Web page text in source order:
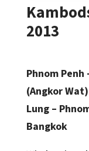
2013
Phnom
(Angkor
Lung –
Bangkok